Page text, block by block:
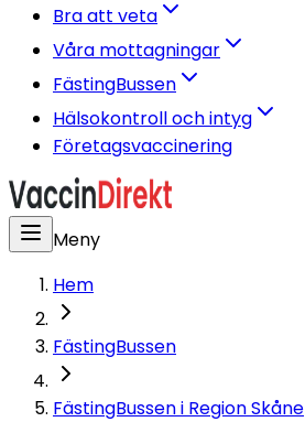
Bra att veta
Våra mottagningar
FästingBussen
Hälsokontroll och intyg
Företagsvaccinering
Meny
Hem
FästingBussen
FästingBussen i Region Skåne